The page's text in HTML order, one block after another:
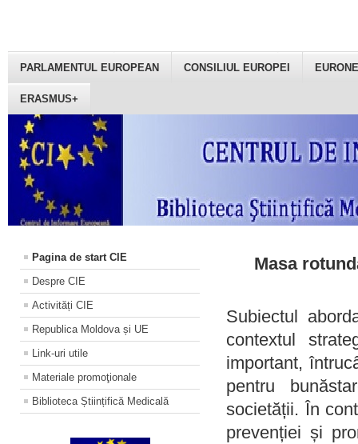
PARLAMENTUL EUROPEAN CONSILIUL EUROPEI
ERASMUS+
Pagina de start CIE
Despre CIE
Activități CIE
Republica Moldova și UE
Link-uri utile
Materiale promoţionale
Biblioteca Științifică Medicală
Masa
Subiectul
contextul
important,
pentru
societății. În
prevenției și